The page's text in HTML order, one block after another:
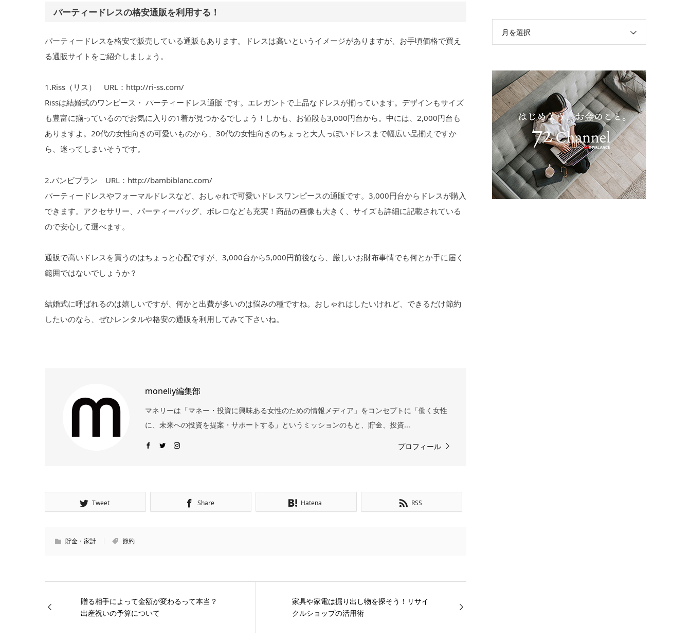
パーティードレスの格安通販を利用する！
パーティードレスを格安で販売している通販もあります。ドレスは高いというイメージがありますが、お手頃価格で買え
る通販サイトをご紹介しましょう。
1.Riss（リス） URL：http://ri-ss.com/
Rissは結婚式のワンピース・ パーティードレス通販 です。エレガントで上品なドレスが揃っています。デザインもサイズ
も豊富に揃っているのでお気に入りの1着が見つかるでしょう！しかも、お値段も3,000円台から。中には、2,000円台も
ありますよ。20代の女性向きの可愛いものから、30代の女性向きのちょっと大人っぽいドレスまで幅広い品揃えですか
ら、迷ってしまいそうです。
2.バンビブラン URL：http://bambiblanc.com/
パーティードレスやフォーマルドレスなど、おしゃれで可愛いドレスワンピースの通販です。3,000円台からドレスが購入
できます。アクセサリー、パーティーバッグ、ボレロなども充実！商品の画像も大きく、サイズも詳細に記載されている
ので安心して選べます。
通販で高いドレスを買うのはちょっと心配ですが、3,000台から5,000円前後なら、厳しいお財布事情でも何とか手に届く
範囲ではないでしょうか？
結婚式に呼ばれるのは嬉しいですが、何かと出費が多いのは悩みの種ですね。おしゃれはしたいけれど、できるだけ節約
したいのなら、ぜひレンタルや格安の通販を利用してみて下さいね。
moneliy編集部
マネリーは「マネー・投資に興味ある女性のための情報メディア」をコンセプトに「働く女性
に、未来への投資を提案・サポートする」というミッションのもと、貯金、投資...
プロフィール
Tweet Share Hatena RSS
貯金・家計 節約
贈る相手によって金額が変わるって本当？
出産祝いの予算について
家具や家電は掘り出し物を探そう！リサイ
クルショップの活用術
月を選択